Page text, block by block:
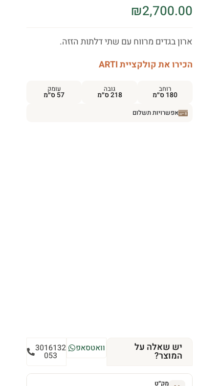
₪2,700.00
ארון בגדים מרווח עם שתי דלתות הזזה.
הכירו את קולקציית ARTI
רוחב
180 ס״מ
גובה
218 ס״מ
עומק
57 ס״מ
אפשרויות תשלום
יש שאלה על
המוצר?
וואטסאפ 3016132
053
מק״ט